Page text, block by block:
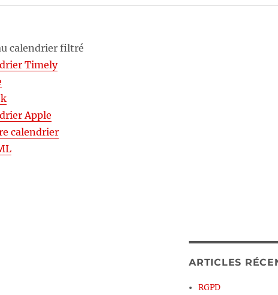
calendrier filtré
Timely
Apple
calendrier
ARTICLES
RGPD